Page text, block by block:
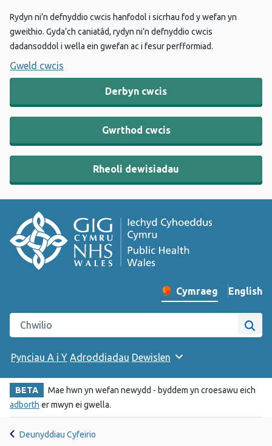
Rydyn ni’n defnyddio cwcis hanfodol i sicrhau fod y wefan yn
gweithio. Gyda’ch caniatâd, rydyn ni’n defnyddio cwcis
dadansoddol i wella ein gwefan ac i fesur perfformiad.
Gweld cwcis
Derbyn cwcis
Gwrthod cwcis
Rheoli dewisiadau
Newid iaith y wefan
Cymraeg English
–
Chwilio gwefan Iechyd Cyhoeddus Cymru
Pynciau A i Y Adroddiadau Dewislen
BETA
Mae hwn yn wefan newydd - byddem yn croesawu eich
adborth er mwyn ei gwella.
Deunyddiau Cyfeirio